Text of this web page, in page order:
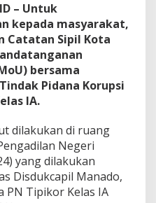
– Untuk
kepada masyarakat,
Catatan Sipil Kota
bersama
Pidana Korupsi
IA.
dilakukan di ruang
Negeri
yang dilakukan
Disdukcapil Manado,
PN Tipikor Kelas IA